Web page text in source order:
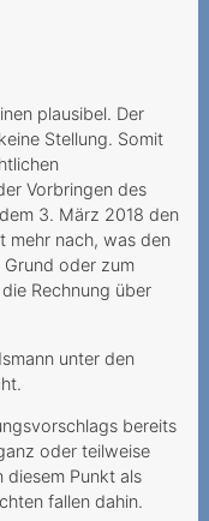
plausibel. Der
Stellung. Somit
Vorbringen des
3. März 2018 den
mehr nach, was den
oder zum
Rechnung über
unter den
bereits
oder teilweise
diesem Punkt als
fallen dahin.
keine
nur 1
zur EU
der
darf man